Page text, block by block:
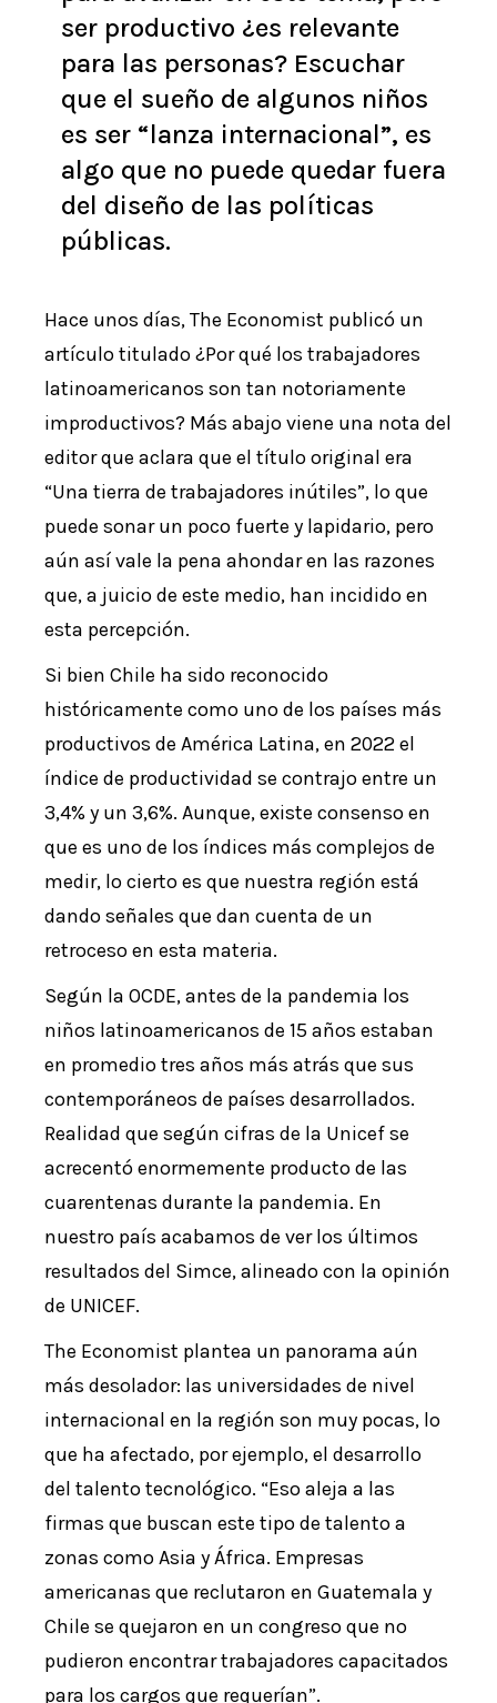
ser productivo ¿es relevante
para las personas? Escuchar
que el sueño de algunos niños
es ser “lanza internacional”, es
algo que no puede quedar fuera
del diseño de las políticas
públicas.
Hace unos días, The Economist publicó un
artículo titulado ¿Por qué los trabajadores
latinoamericanos son tan notoriamente
improductivos? Más abajo viene una nota del
editor que aclara que el título original era
“Una tierra de trabajadores inútiles”, lo que
puede sonar un poco fuerte y lapidario, pero
aún así vale la pena ahondar en las razones
que, a juicio de este medio, han incidido en
esta percepción.
Si bien Chile ha sido reconocido
históricamente como uno de los países más
productivos de América Latina, en 2022 el
índice de productividad se contrajo entre un
3,4% y un 3,6%. Aunque, existe consenso en
que es uno de los índices más complejos de
medir, lo cierto es que nuestra región está
dando señales que dan cuenta de un
retroceso en esta materia.
Según la OCDE, antes de la pandemia los
niños latinoamericanos de 15 años estaban
en promedio tres años más atrás que sus
contemporáneos de países desarrollados.
Realidad que según cifras de la Unicef se
acrecentó enormemente producto de las
cuarentenas durante la pandemia. En
nuestro país acabamos de ver los últimos
resultados del Simce, alineado con la opinión
de UNICEF.
The Economist plantea un panorama aún
más desolador: las universidades de nivel
internacional en la región son muy pocas, lo
que ha afectado, por ejemplo, el desarrollo
del talento tecnológico. “Eso aleja a las
firmas que buscan este tipo de talento a
zonas como Asia y África. Empresas
americanas que reclutaron en Guatemala y
Chile se quejaron en un congreso que no
pudieron encontrar trabajadores capacitados
para los cargos que requerían”.